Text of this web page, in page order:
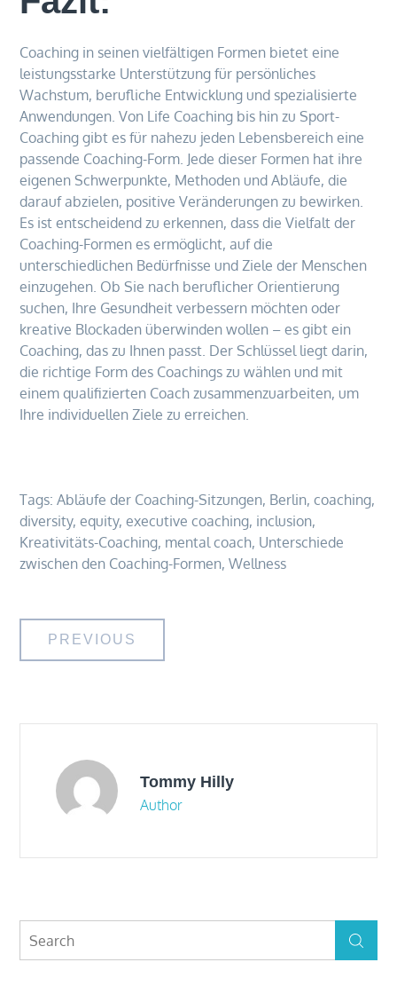
Coaching in seinen vielfältigen Formen bietet eine
leistungsstarke Unterstützung für persönliches
Wachstum, berufliche Entwicklung und spezialisierte
Anwendungen. Von Life Coaching bis hin zu Sport-
Coaching gibt es für nahezu jeden Lebensbereich eine
passende Coaching-Form. Jede dieser Formen hat ihre
eigenen Schwerpunkte, Methoden und Abläufe, die
darauf abzielen, positive Veränderungen zu bewirken.
Es ist entscheidend zu erkennen, dass die Vielfalt der
Coaching-Formen es ermöglicht, auf die
unterschiedlichen Bedürfnisse und Ziele der Menschen
einzugehen. Ob Sie nach beruflicher Orientierung
suchen, Ihre Gesundheit verbessern möchten oder
kreative Blockaden überwinden wollen – es gibt ein
Coaching, das zu Ihnen passt. Der Schlüssel liegt darin,
die richtige Form des Coachings zu wählen und mit
einem qualifizierten Coach zusammenzuarbeiten, um
Ihre individuellen Ziele zu erreichen.
Tags:Abläufe der Coaching-Sitzungen, Berlin,coaching,
diversity,equity,executive coaching, inclusion,
Kreativitäts-Coaching, mental coach, Unterschiede
zwischen den Coaching-Formen,Wellness
Post
PREVIOUS
Tommy Hilly
Author
for:
Search